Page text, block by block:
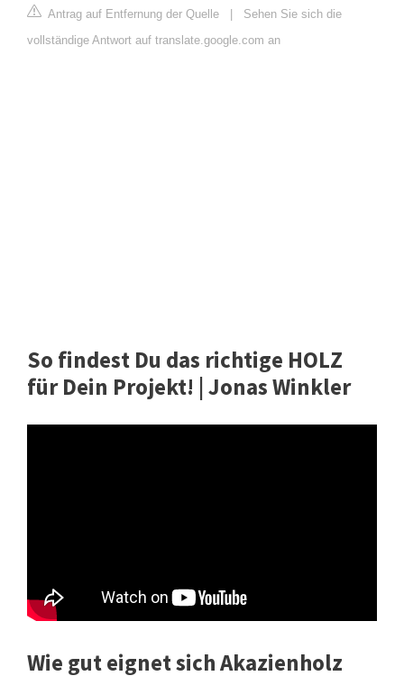
Antrag auf Entfernung der Quelle
Sehen Sie sich die
vollständige Antwort auf translate.google.com an
So findest Du das richtige HOLZ
für Dein Projekt! | Jonas Winkler
Wie gut eignet sich Akazienholz